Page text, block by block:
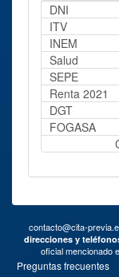
DNI
ITV
INEM
Salud
SEPE
Renta 2021
DGT
FOGASA
contacto@cita-
direcciones y
oficial mencionado
Preguntas frecuentes